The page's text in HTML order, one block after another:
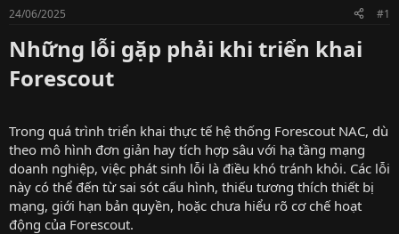
s
t
a
r
t
e
24/06/2025 #1
Những lỗi gặp phải khi triển khai
Forescout​
Trong quá trình triển khai thực tế hệ thống Forescout NAC, dù
theo mô hình đơn giản hay tích hợp sâu với hạ tầng mạng
doanh nghiệp, việc phát sinh lỗi là điều khó tránh khỏi. Các lỗi
này có thể đến từ sai sót cấu hình, thiếu tương thích thiết bị
mạng, giới hạn bản quyền, hoặc chưa hiểu rõ cơ chế hoạt
động của Forescout.